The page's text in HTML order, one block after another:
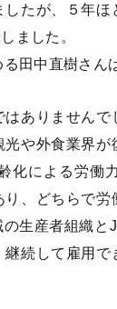
たが、５年
ました。
田中直樹さん
はありません
や外食業界
化による労働
り、どちらで
生産者組織
続して雇用